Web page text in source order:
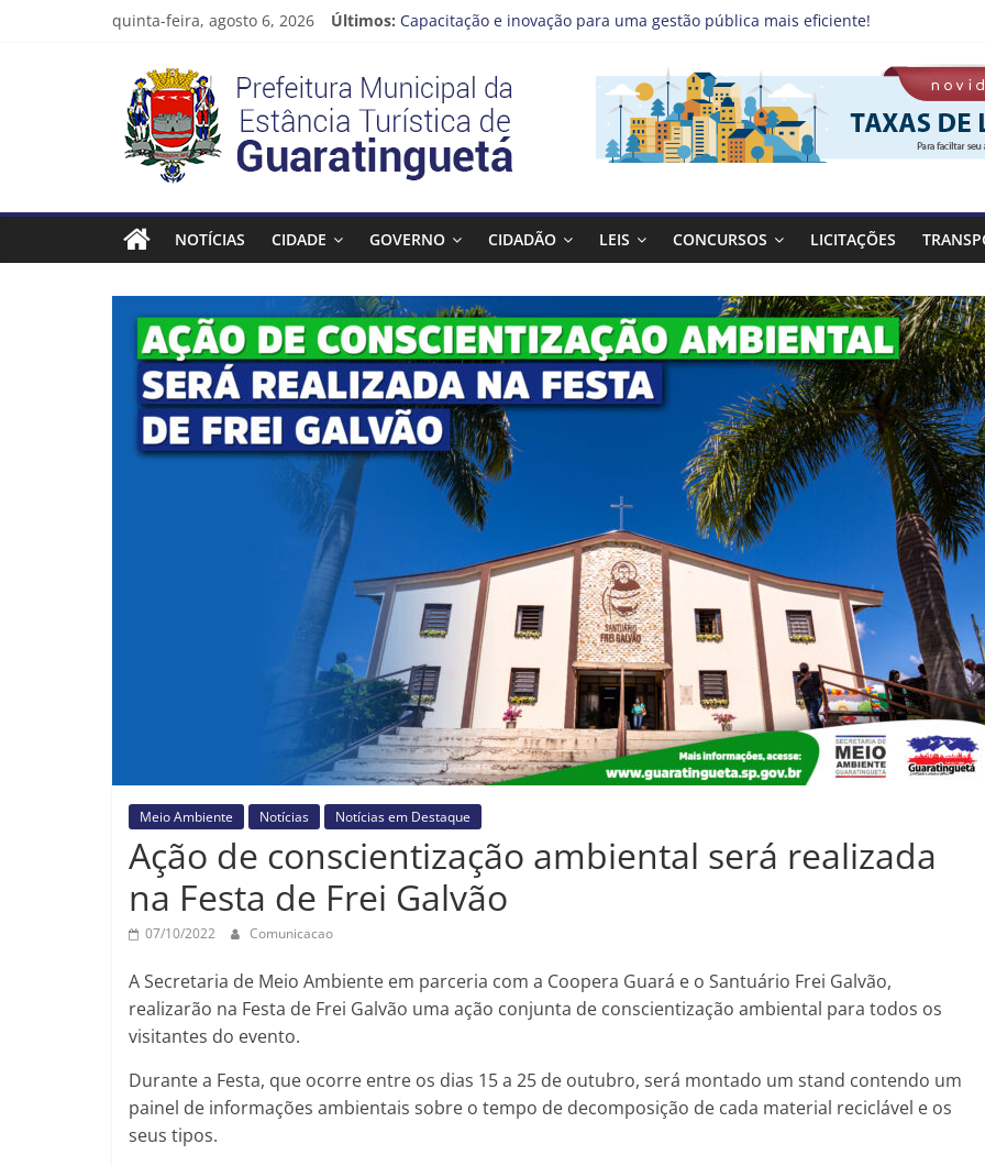
quinta-feira, agosto 6, 2026 Últimos: Capacitação e inovação para uma gestão pública mais eficiente!
Prefeitura de Guaratinguetá divulga novo cronograma dos editais da PNAB
Guaratinguetá realizará ação de vacinação contra a Febre Amarela na região
Prefeitura
Estância
Turística
Guaratinguetá
Prefeitura
Estância
Turística
Guaratinguetá
NOTÍCIAS CIDADE GOVERNO CIDADÃO LEIS CONCURSOS LICITAÇÕES
Meio Ambiente Notícias Notícias em Destaque
Ação de conscientização ambiental será realizada
na Festa de Frei Galvão
07/10/2022 Comunicacao
A Secretaria de Meio Ambiente em parceria com a Coopera Guará e o Santuário Frei Galvão,
realizarão na Festa de Frei Galvão uma ação conjunta de conscientização ambiental para todos os
visitantes do evento.
Durante a Festa, que ocorre entre os dias 15 a 25 de outubro, será montado um stand contendo um
painel de informações ambientais sobre o tempo de decomposição de cada material reciclável e os
seus tipos.